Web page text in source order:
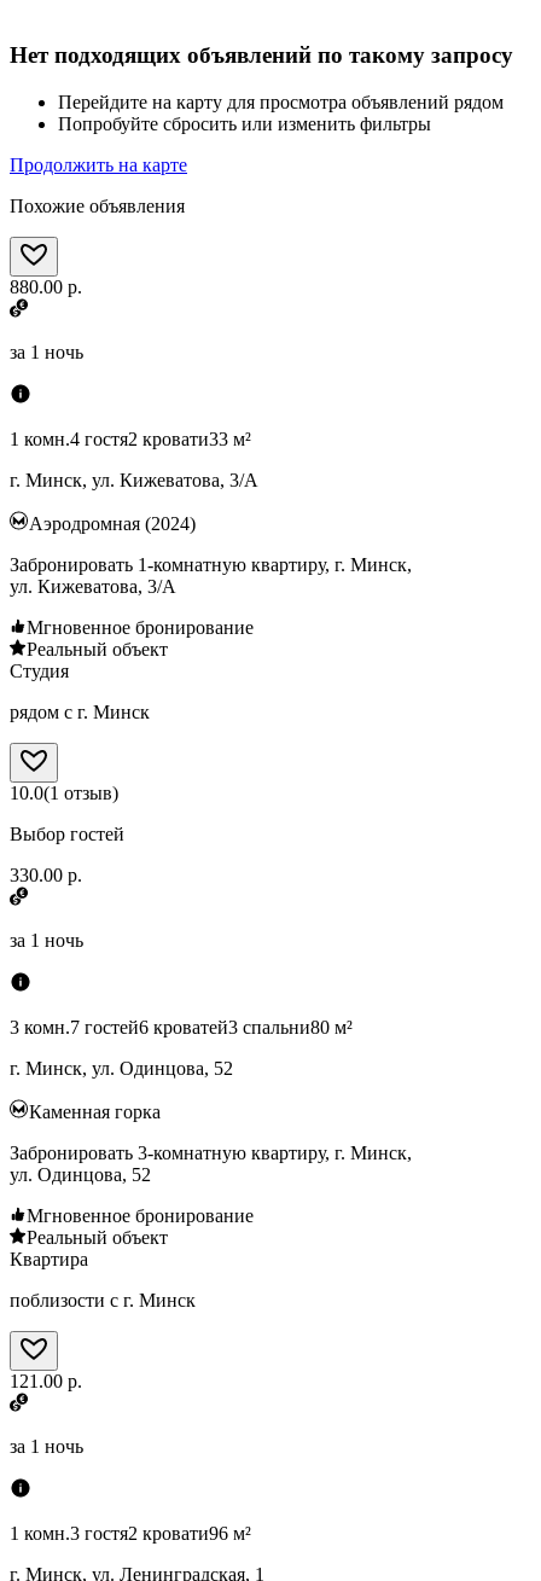
Нет подходящих объявлений по такому запросу
Перейдите на карту для просмотра объявлений рядом
Попробуйте сбросить или изменить фильтры
Продолжить на карте
Похожие объявления
880.00 р.
за 1 ночь
1 комн.4 гостя2 кровати33 м²
г. Минск, ул. Кижеватова, 3/А
Аэродромная (2024)
Забронировать 1-комнатную квартиру, г. Минск,
ул. Кижеватова, 3/А
Мгновенное бронирование
Реальный объект
Студия
рядом с г. Минск
10.0(1 отзыв)
Выбор гостей
330.00 р.
за 1 ночь
3 комн.7 гостей6 кроватей3 спальни80 м²
г. Минск, ул. Одинцова, 52
Каменная горка
Забронировать 3-комнатную квартиру, г. Минск,
ул. Одинцова, 52
Мгновенное бронирование
Реальный объект
Квартира
поблизости с г. Минск
121.00 р.
за 1 ночь
1 комн.3 гостя2 кровати96 м²
г. Минск, ул. Ленинградская, 1